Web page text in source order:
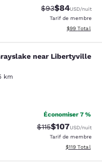
Tarif barré :
$93Tarif réduit :
$84USD/nuit
Tarif de membre
Afficher les
$99 Total
near
near Libertyville
km
1995 commentaires
Économiser 7 %
Tarif barré :
$115Tarif réduit :
$107USD/nuit
Tarif de membre
Afficher les
$119 Total